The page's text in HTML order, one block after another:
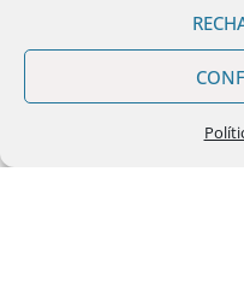
¿Compañía, banco o
un seguro, podemos
actores: Las
aseguradoras que